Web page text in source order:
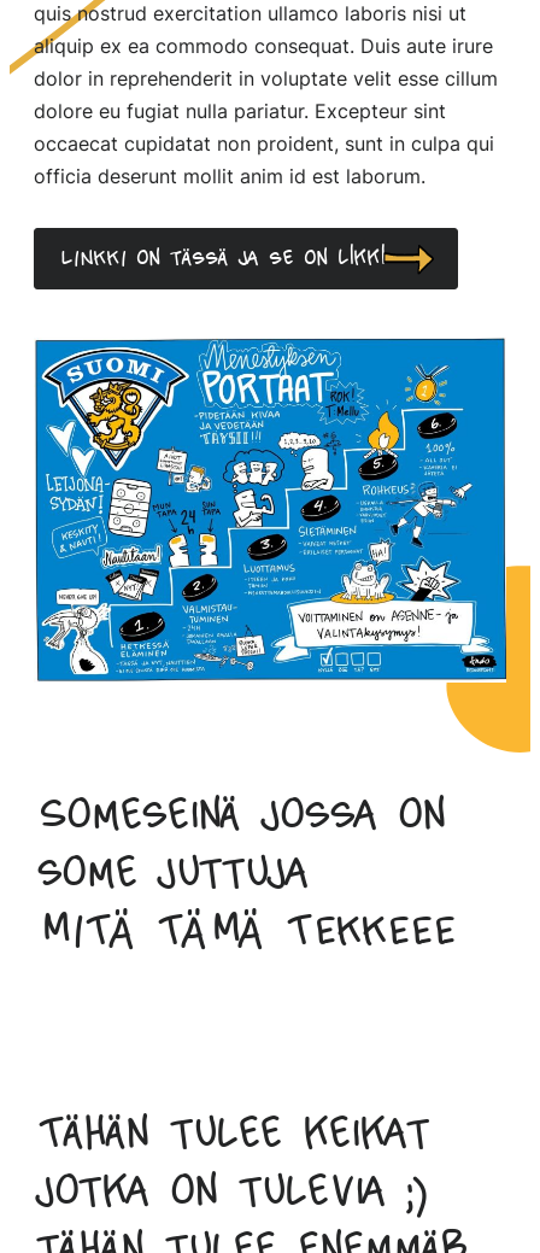
quis nostrud exercitation ullamco laboris nisi ut
aliquip ex ea commodo consequat. Duis aute irure
dolor in reprehenderit in voluptate velit esse cillum
dolore eu fugiat nulla pariatur. Excepteur sint
occaecat cupidatat non proident, sunt in culpa qui
officia deserunt mollit anim id est laborum.
LINKKI on tässä ja se on likki
Someseinä jossa on
some juttuja
MITÄ TÄMÄ TEKKEEE
Tähän tulee keikat
jotka on tulevia ;)